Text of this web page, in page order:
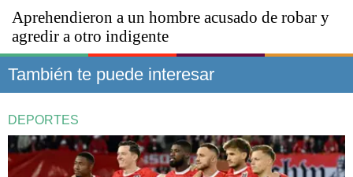
Aprehendieron a un hombre acusado de robar y
agredir a otro indigente
También te puede interesar
DEPORTES